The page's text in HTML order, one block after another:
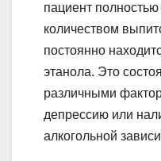
пациент полностью
количеством
постоянно
этанола. Это
различными
депрессию или
алкогольной